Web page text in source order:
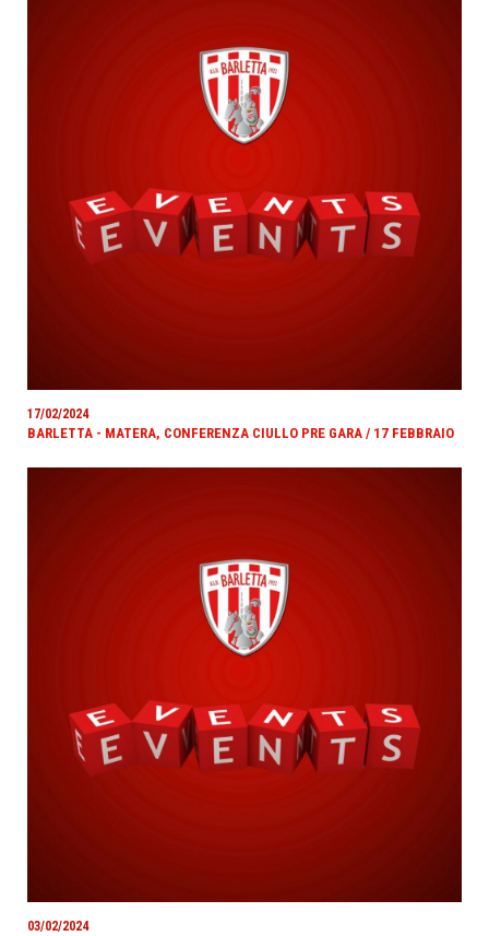
17/02/2024
BARLETTA - MATERA, CONFERENZA CIULLO PRE GARA / 17 FEBBRAIO
03/02/2024